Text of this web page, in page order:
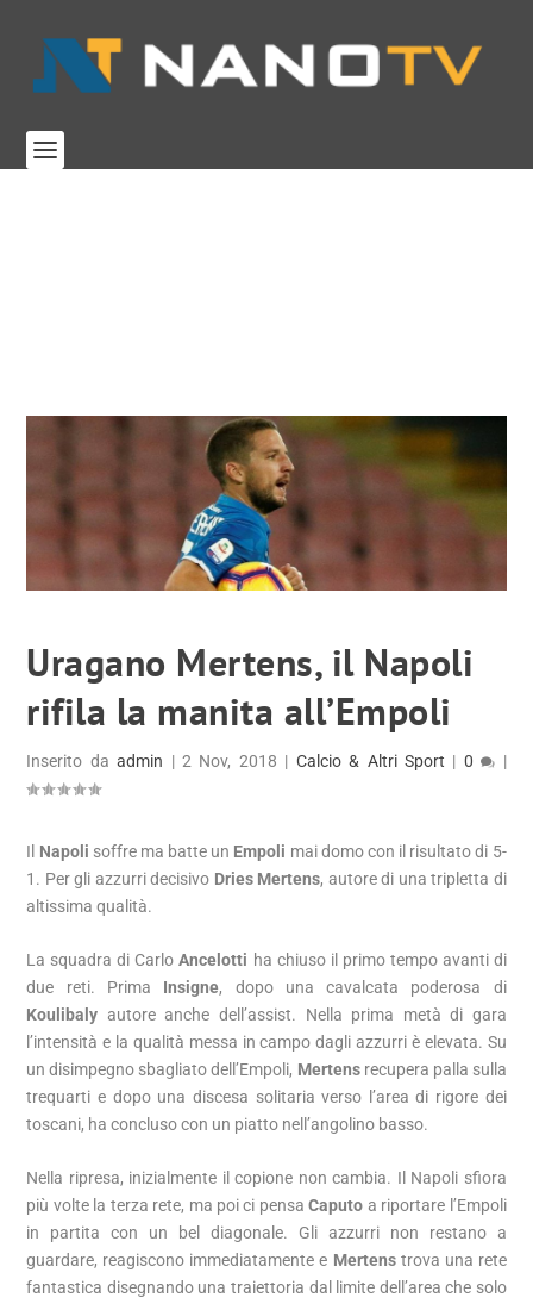
Uragano Mertens, il Napoli
rifila la manita all’Empoli
Inserito daadmin |2 Nov, 2018 | Calcio & Altri Sport | 0 |
Il Napoli soffre ma batte un Empoli mai domo con il risultato di 5-
1. Per gli azzurri decisivo Dries Mertens, autore di una tripletta di
altissima qualità.
La squadra di CarloAncelotti ha chiuso il primo tempo avanti di
due reti. Prima Insigne, dopo una cavalcata poderosa di
Koulibaly autore anche dell’assist. Nella prima metà di gara
l’intensità e la qualità messa in campo dagli azzurri è elevata. Su
un disimpegno sbagliato dell’Empoli, Mertensrecupera palla sulla
trequarti e dopo una discesa solitaria verso l’area di rigore dei
toscani, ha concluso con un piatto nell’angolino basso.
Nella ripresa, inizialmente il copione non cambia. Il Napoli sfiora
più volte la terza rete, ma poi ci pensaCaputo a riportare l’Empoli
in partita con un bel diagonale. Gli azzurri non restano a
guardare, reagiscono immediatamente e Mertenstrova una rete
fantastica disegnando una traiettoria dal limite dell’area che solo